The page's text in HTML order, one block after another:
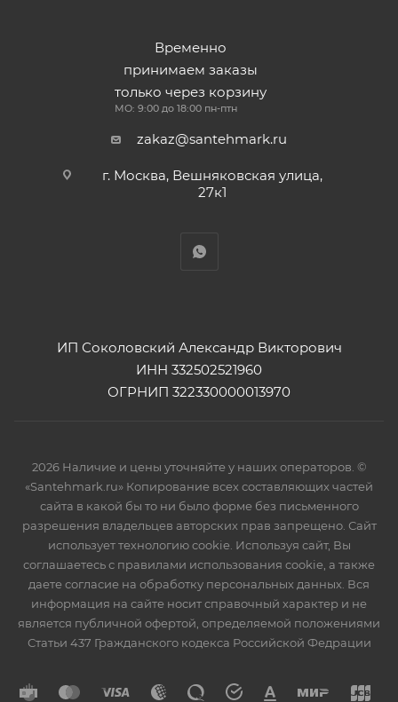
Временно
принимаем заказы
только через корзину
МО: 9:00 до 18:00 пн-птн
zakaz@santehmark.ru
г. Москва, Вешняковская улица,
27к1
ИП Соколовский Александр Викторович
ИНН 332502521960
ОГРНИП 322330000013970
2026 Наличие и цены уточняйте у наших операторов. ©
«Santehmark.ru» Копирование всех составляющих частей
сайта в какой бы то ни было форме без письменного
разрешения владельцев авторских прав запрещено. Сайт
использует технологию cookie. Используя сайт, Вы
соглашаетесь с правилами использования cookie, а также
даете согласие на обработку персональных данных. Вся
информация на сайте носит справочный характер и не
является публичной офертой, определяемой положениями
Статьи 437 Гражданского кодекса Российской Федрации